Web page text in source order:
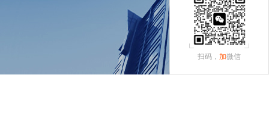
扫码， 加微信